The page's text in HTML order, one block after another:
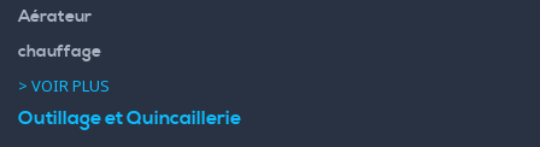
Aérateur
chauffage
> VOIR PLUS
Outillage et Quincaillerie